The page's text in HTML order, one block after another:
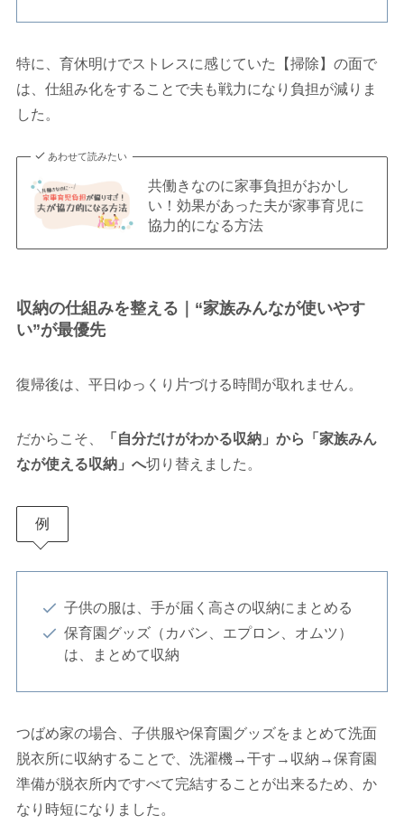
特に、育休明けでストレスに感じていた【掃除】の面で
は、仕組み化をすることで夫も戦力になり負担が減りま
した。
あわせて読みたい
共働きなのに家事負担がおかし
い！効果があった夫が家事育児に
協力的になる方法
収納の仕組みを整える｜“家族みんなが使いやす
い”が最優先
復帰後は、平日ゆっくり片づける時間が取れません。
だからこそ、
「自分だけがわかる収納」から「家族みん
なが使える収納」へ切り替えました。
例
子供の服は、手が届く高さの収納にまとめる
保育園グッズ（カバン、エプロン、オムツ）
は、まとめて収納
つばめ家の場合、子供服や保育園グッズをまとめて洗面
脱衣所に収納することで、洗濯機→干す→収納→保育園
準備が脱衣所内ですべて完結することが出来るため、か
なり時短になりました。